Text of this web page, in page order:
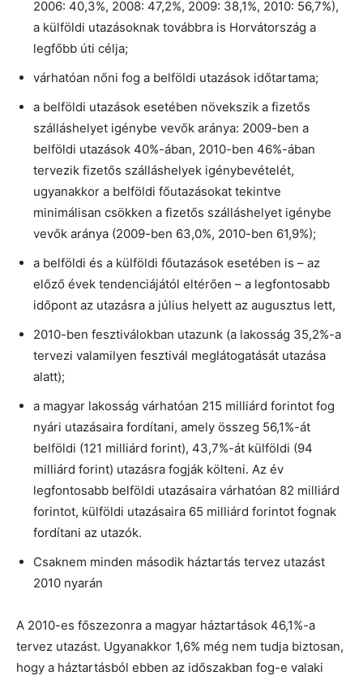
2006: 40,3%, 2008: 47,2%, 2009: 38,1%, 2010: 56,7%),
a külföldi utazásoknak továbbra is Horvátország a
legfőbb úti célja;
várhatóan nőni fog a belföldi utazások időtartama;
a belföldi utazások esetében növekszik a fizetős
szálláshelyet igénybe vevők aránya: 2009-ben a
belföldi utazások 40%-ában, 2010-ben 46%-ában
tervezik fizetős szálláshelyek igénybevételét,
ugyanakkor a belföldi főutazásokat tekintve
minimálisan csökken a fizetős szálláshelyet igénybe
vevők aránya (2009-ben 63,0%, 2010-ben 61,9%);
a belföldi és a külföldi főutazások esetében is – az
előző évek tendenciájától eltérően – a legfontosabb
időpont az utazásra a július helyett az augusztus lett,
2010-ben fesztiválokban utazunk (a lakosság 35,2%-a
tervezi valamilyen fesztivál meglátogatását utazása
alatt);
a magyar lakosság várhatóan 215 milliárd forintot fog
nyári utazásaira fordítani, amely összeg 56,1%-át
belföldi (121 milliárd forint), 43,7%-át külföldi (94
milliárd forint) utazásra fogják költeni. Az év
legfontosabb belföldi utazásaira várhatóan 82 milliárd
forintot, külföldi utazásaira 65 milliárd forintot fognak
fordítani az utazók.
Csaknem minden második háztartás tervez utazást
2010 nyarán
A 2010-es főszezonra a magyar háztartások 46,1%-a
tervez utazást. Ugyanakkor 1,6% még nem tudja biztosan,
hogy a háztartásból ebben az időszakban fog-e valaki